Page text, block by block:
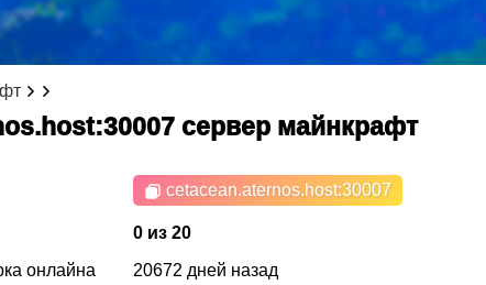
cервер майнкрафт
cetacean.aternos.host:30007
0 из 20
онлайна
20672 дней назад